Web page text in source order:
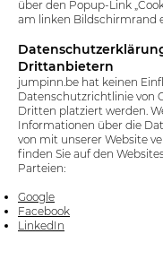
über den Popup-Link
am linken Bildschirmrand
Drittanbietern
jumpinn.be hat keinen
Datenschutzrichtlinie von
Dritten platziert werden.
Informationen über die
von mit unserer Website
finden Sie auf den
Parteien:
Google
Facebook
LinkedIn